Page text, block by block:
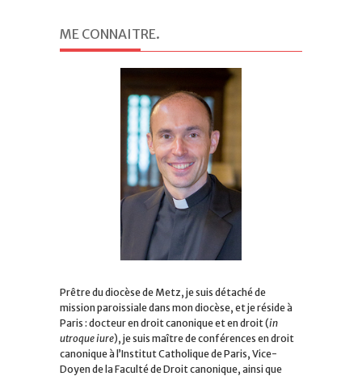
ME CONNAITRE.
Prêtre du diocèse de Metz, je suis détaché de
mission paroissiale dans mon diocèse, et je réside à
Paris : docteur en droit canonique et en droit (in
utroque iure), je suis maître de conférences en droit
canonique à l’Institut Catholique de Paris, Vice-
Doyen de la Faculté de Droit canonique, ainsi que